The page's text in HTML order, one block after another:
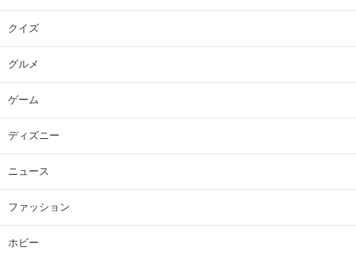
クイズ
グルメ
ゲーム
ディズニー
ニュース
ファッション
ホビー